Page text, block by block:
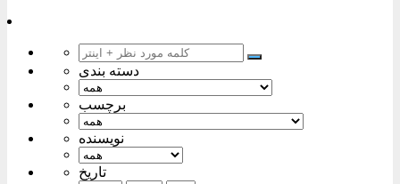
دسته بندی
برچسب
نویسنده
تاریخ